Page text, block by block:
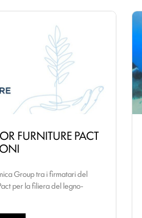
FURNITURE PACT
Group tra i firmatari del
per la filiera del legno-